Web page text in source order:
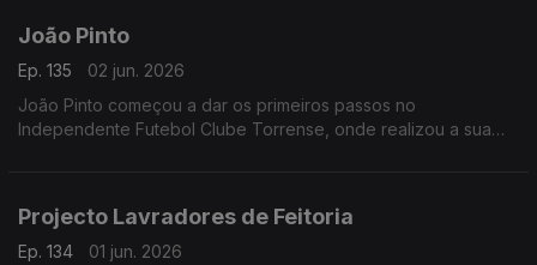
João Pinto
Ep. 135
02 jun. 2026
João Pinto começou a dar os primeiros passos no
Independente Futebol Clube Torrense, onde realizou a sua
Projecto Lavradores de Feitoria
Ep. 134
01 jun. 2026